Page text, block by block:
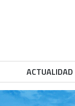
ACTUALIDAD